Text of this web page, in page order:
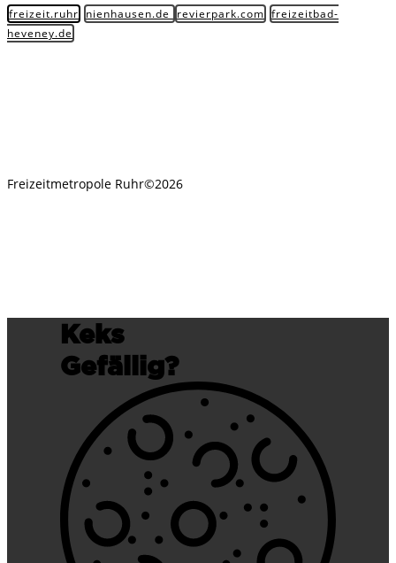
freizeit.ruhr nienhausen.de revierpark.com freizeitbad-
heveney.de
Freizeitmetropole Ruhr©2026
Keks
Gefällig?